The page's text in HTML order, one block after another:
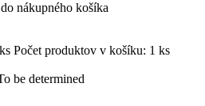
nákupného košíka
ks Počet produktov v košíku: 1 ks
be determined